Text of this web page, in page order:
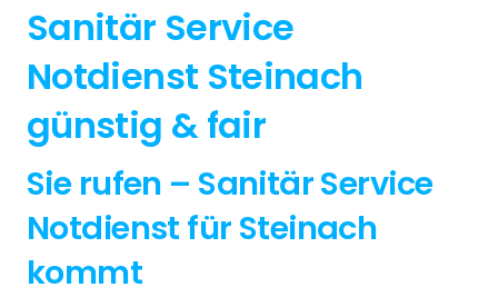
Sanitär Service
Notdienst Steinach
günstig & fair
Sie rufen – Sanitär Service
Notdienst für Steinach
kommt